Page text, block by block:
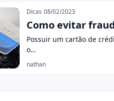
ou ESC para fechar.
fraudes
Dicas 08/02/2023
Como evitar
Possuir um cartão de
o…
nathan